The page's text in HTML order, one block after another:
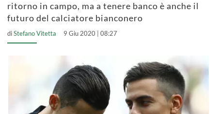
ritorno in campo, ma a tenere banco è anche il
futuro del calciatore bianconero
diStefano Vitetta 9 Giu 2020 | 08:27